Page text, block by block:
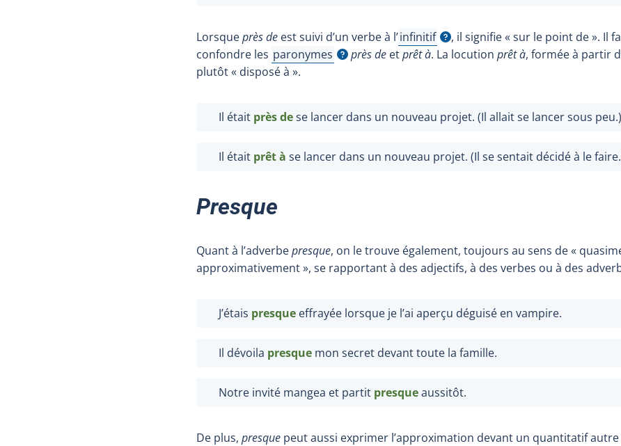
Lorsqueprès de est suivi d’un verbe à l’infinitif
Afficher l'infobulle, il signifie « sur le point de ». Il
confondre les paronymes
Afficher l'infobulle
près de etprêt à. La locution prêt à, formée à partir
plutôt « disposé à ».
Il était près dese lancer dans un nouveau projet. (Il allait se lancer sous peu.)
Il était prêt à se lancer dans un nouveau projet. (Il se sentait décidé à le
Presque
Quant à l’adverbepresque, on le trouve également, toujours au sens de «
approximativement », se rapportant à des adjectifs, à des verbes ou à des
J’étais presque effrayée lorsque je l’ai aperçu déguisé en vampire.
Il dévoila presque mon secret devant toute la famille.
Notre invité mangea et partit presqueaussitôt.
De plus, presque peut aussi exprimer l’approximation devant un quantitatif autre